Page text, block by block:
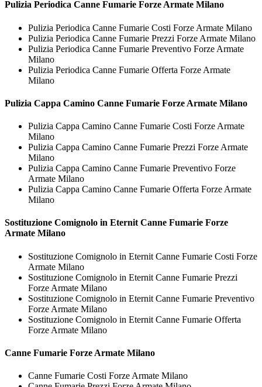
Pulizia Periodica Canne Fumarie Forze Armate Milano
Pulizia Periodica Canne Fumarie Costi Forze Armate Milano
Pulizia Periodica Canne Fumarie Prezzi Forze Armate Milano
Pulizia Periodica Canne Fumarie Preventivo Forze Armate
Milano
Pulizia Periodica Canne Fumarie Offerta Forze Armate
Milano
Pulizia Cappa Camino Canne Fumarie Forze Armate Milano
Pulizia Cappa Camino Canne Fumarie Costi Forze Armate
Milano
Pulizia Cappa Camino Canne Fumarie Prezzi Forze Armate
Milano
Pulizia Cappa Camino Canne Fumarie Preventivo Forze
Armate Milano
Pulizia Cappa Camino Canne Fumarie Offerta Forze Armate
Milano
Sostituzione Comignolo in Eternit Canne Fumarie Forze
Armate Milano
Sostituzione Comignolo in Eternit Canne Fumarie Costi Forze
Armate Milano
Sostituzione Comignolo in Eternit Canne Fumarie Prezzi
Forze Armate Milano
Sostituzione Comignolo in Eternit Canne Fumarie Preventivo
Forze Armate Milano
Sostituzione Comignolo in Eternit Canne Fumarie Offerta
Forze Armate Milano
Canne Fumarie Forze Armate Milano
Canne Fumarie Costi Forze Armate Milano